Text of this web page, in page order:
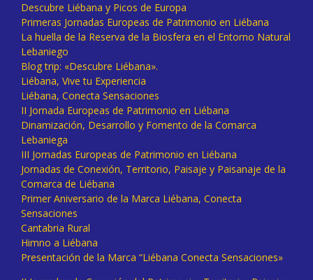
Descubre Liébana y Picos de Europa
Primeras Jornadas Europeas de Patrimonio en Liébana
La huella de la Reserva de la Biosfera en el Entorno Natural
Lebaniego
Blog trip: «Descubre Liébana».
Liébana, Vive tu Experiencia
Liébana, Conecta Sensaciones
II Jornada Europeas de Patrimonio en Liébana
Dinamización, Desarrollo y Fomento de la Comarca
Lebaniega
III Jornadas Europeas de Patrimonio en Liébana
Jornadas de Conexión, Territorio, Paisaje y Paisanaje de la
Comarca de Liébana
Primer Aniversario de la Marca Liébana, Conecta
Sensaciones
Cantabria Rural
Himno a Liébana
Presentación de la Marca “Liébana Conecta Sensaciones»